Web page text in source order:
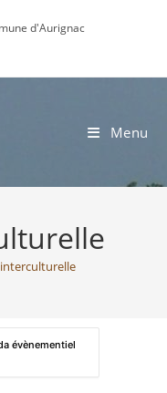
d'Aurignac
Menu
évènementiel